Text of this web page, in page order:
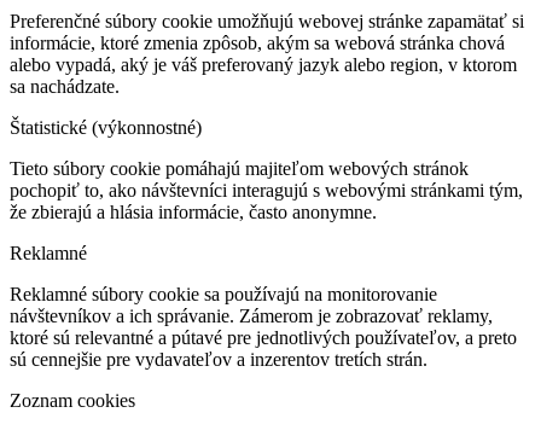
Preferenčné súbory cookie umožňujú webovej stránke zapamätať si
informácie, ktoré zmenia zpôsob, akým sa webová stránka chová
alebo vypadá, aký je váš preferovaný jazyk alebo region, v ktorom
sa nachádzate.
Štatistické (výkonnostné)
Tieto súbory cookie pomáhajú majiteľom webových stránok
pochopiť to, ako návštevníci interagujú s webovými stránkami tým,
že zbierajú a hlásia informácie, často anonymne.
Reklamné
Reklamné súbory cookie sa používajú na monitorovanie
návštevníkov a ich správanie. Zámerom je zobrazovať reklamy,
ktoré sú relevantné a pútavé pre jednotlivých používateľov, a preto
sú cennejšie pre vydavateľov a inzerentov tretích strán.
Zoznam cookies